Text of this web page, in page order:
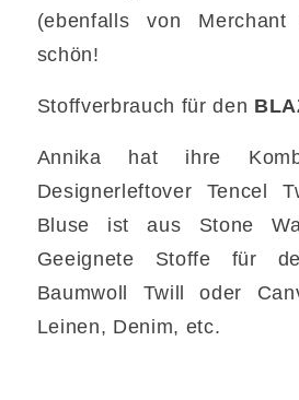
(ebenfalls von
schön!
Stoffverbrauch für den
Annika hat ihre
Designerleftover Tencel
Bluse ist aus Stone
Geeignete Stoffe für
Baumwoll Twill oder
Leinen, Denim, etc.